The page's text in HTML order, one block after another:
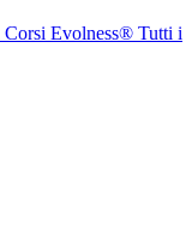
Corsi Evolness® Tutti i